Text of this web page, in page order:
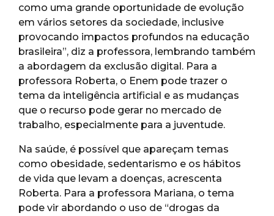
como uma grande oportunidade de evolução
em vários setores da sociedade, inclusive
provocando impactos profundos na educação
brasileira”, diz a professora, lembrando também
a abordagem da exclusão digital. Para a
professora Roberta, o Enem pode trazer o
tema da inteligência artificial e as mudanças
que o recurso pode gerar no mercado de
trabalho, especialmente para a juventude.
Na saúde, é possível que apareçam temas
como obesidade, sedentarismo e os hábitos
de vida que levam a doenças, acrescenta
Roberta. Para a professora Mariana, o tema
pode vir abordando o uso de “drogas da